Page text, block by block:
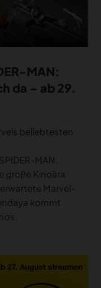
MAN:
da – ab 29.
beliebtesten
MAN:
große Kinoära
Marvel-
kommt